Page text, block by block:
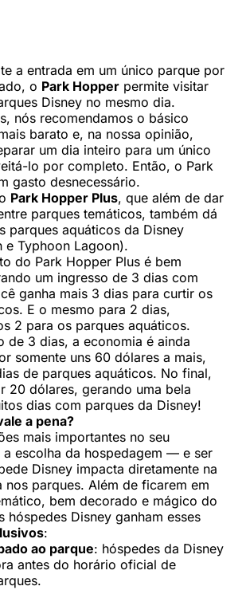
a entrada em um único parque por
o Park Hopper permite visitar
Disney no mesmo dia.
nós recomendamos o básico
barato e, na nossa opinião,
um dia inteiro para um único
lo por completo. Então, o Park
gasto desnecessário.
Park Hopper Plus, que além de dar
parques temáticos, também dá
parques aquáticos da Disney
e Typhoon Lagoon).
do Park Hopper Plus é bem
um ingresso de 3 dias com
ganha mais 3 dias para curtir os
E o mesmo para 2 dias,
2 para os parques aquáticos.
de 3 dias, a economia é ainda
somente uns 60 dólares a mais,
de parques aquáticos. No final,
20 dólares, gerando uma bela
dias com parques da Disney!
a pena?
mais importantes no seu
a escolha da hospedagem — e ser
Disney impacta diretamente na
nos parques. Além de ficarem em
bem decorado e mágico do
hóspedes Disney ganham esses
:
ao parque: hóspedes da Disney
antes do horário oficial de